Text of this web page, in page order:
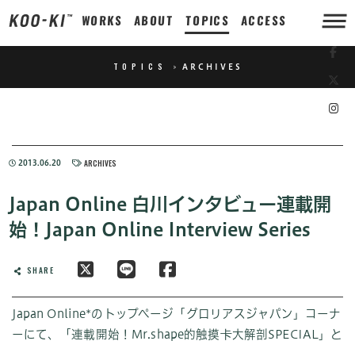
WORKS ABOUT TOPICS ACCESS
TOPICS > ARCHIVES
2013.06.20 ARCHIVES
Japan Online 白川インタビュー連載開
始！Japan Online Interview Series
SHARE
Japan Online*のトップページ「グロリアスジャパン」コーナ
ーにて、「連載開始！Mr.shape的触摸卡大解剖SPECIAL」と